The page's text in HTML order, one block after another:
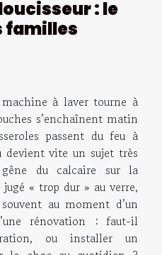
: le
familles
à laver tourne à
s’enchaînent matin
passent du feu à
devient vite un sujet très
du calcaire sur la
« trop dur » au verre,
au moment d’un
rénovation : faut-il
ou installer un